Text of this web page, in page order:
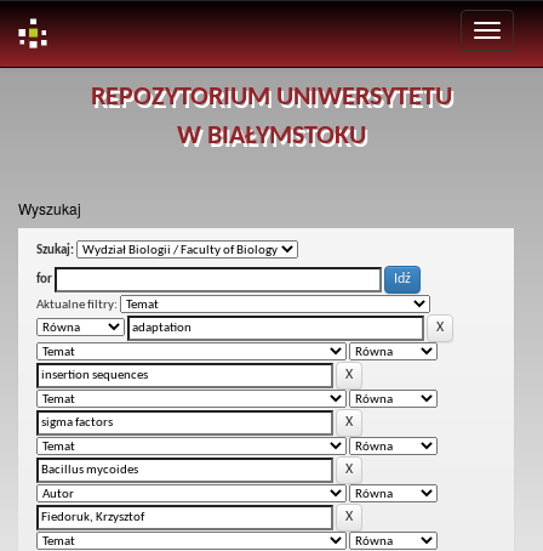
REPOZYTORIUM UNIWERSYTETU
W BIAŁYMSTOKU
Wyszukaj
Szukaj:
for
Aktualne filtry: